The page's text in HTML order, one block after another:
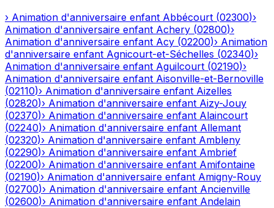
› Animation d'anniversaire enfant Abbécourt (02300)›
Animation d'anniversaire enfant Achery (02800)›
Animation d'anniversaire enfant Acy (02200)› Animation
d'anniversaire enfant Agnicourt-et-Séchelles (02340)›
Animation d'anniversaire enfant Aguilcourt (02190)›
Animation d'anniversaire enfant Aisonville-et-Bernoville
(02110)› Animation d'anniversaire enfant Aizelles
(02820)› Animation d'anniversaire enfant Aizy-Jouy
(02370)› Animation d'anniversaire enfant Alaincourt
(02240)› Animation d'anniversaire enfant Allemant
(02320)› Animation d'anniversaire enfant Ambleny
(02290)› Animation d'anniversaire enfant Ambrief
(02200)› Animation d'anniversaire enfant Amifontaine
(02190)› Animation d'anniversaire enfant Amigny-Rouy
(02700)› Animation d'anniversaire enfant Ancienville
(02600)› Animation d'anniversaire enfant Andelain